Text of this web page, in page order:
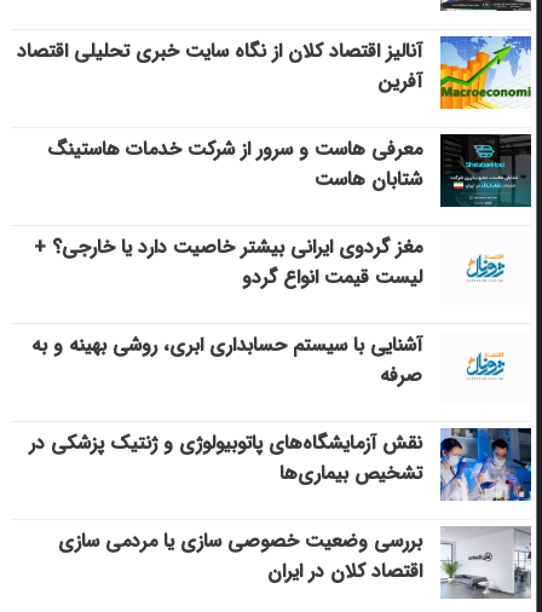
آنالیز اقتصاد کلان از نگاه سایت خبری تحلیلی اقتصاد
آفرین
معرفی هاست و سرور از شرکت خدمات هاستینگ
شتابان هاست
مغز گردوی ایرانی بیشتر خاصیت دارد یا خارجی؟ +
لیست قیمت انواع گردو
آشنایی با سیستم حسابداری ابری، روشی بهینه و به
صرفه
نقش آزمایشگاه‌های پاتوبیولوژی و ژنتیک پزشکی در
تشخیص بیماری‌ها
بررسی وضعیت خصوصی سازی یا مردمی سازی
اقتصاد کلان در ایران